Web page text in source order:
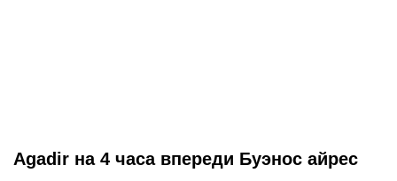
Agadir на 4 часа впереди Буэнос айрес